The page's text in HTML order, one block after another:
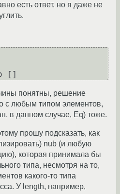
есть ответ, но я даже не
понятны, решение
с любым типом элементов,
в данном случае, Eq) тоже.
прошу подсказать, как
nub (и любую
которая принимала бы
типа, несмотря на то,
какого-то типа
У length, например,